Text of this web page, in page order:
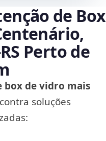
de Box
Perto de
box de vidro mais
soluções